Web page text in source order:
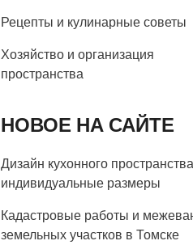
Рецепты и кулинарные советы
Хозяйство и организация
пространства
НОВОЕ НА САЙТЕ
Дизайн кухонного
индивидуальные размеры
Кадастровые работы и
земельных участков в Томске